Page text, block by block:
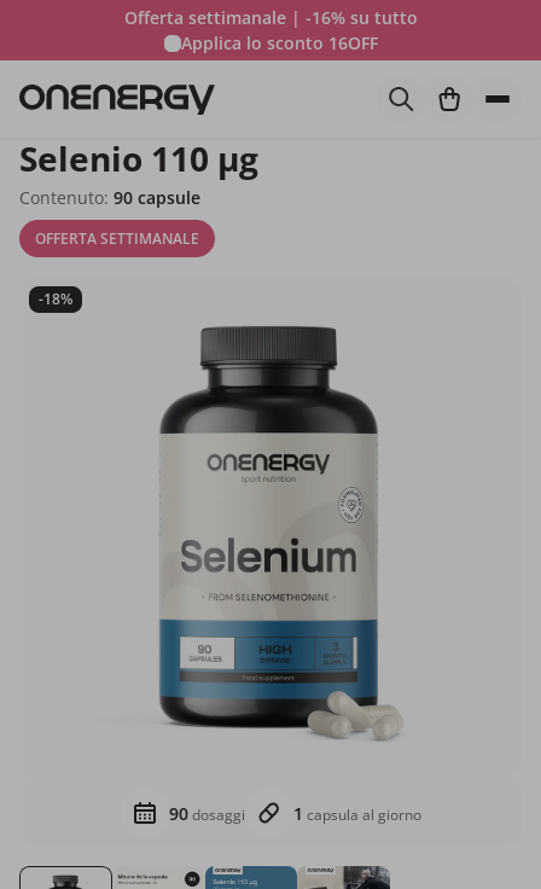
Offerta settimanale | -16% su tutto
Applica lo sconto 16OFF
Selenio 110 µg
Contenuto: 90 capsule
OFFERTA SETTIMANALE
-18%
90dosaggi 1 capsula al giorno